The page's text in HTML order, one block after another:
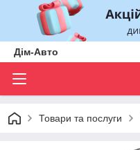
Дім-Авто
Товари та послуги